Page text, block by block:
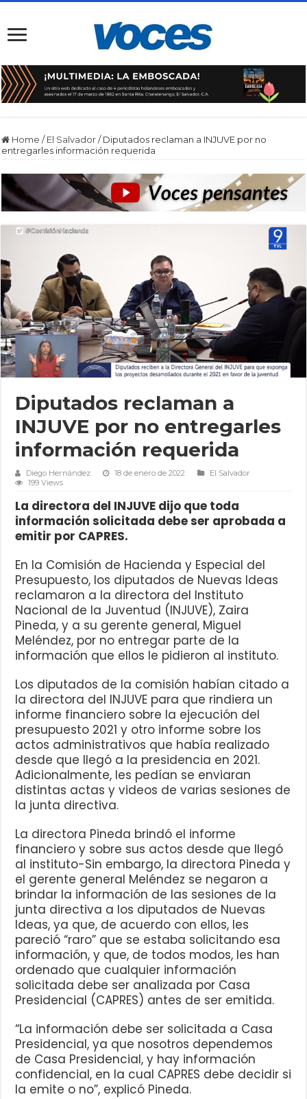
Home / El Salvador / Diputados reclaman a INJUVE por no
entregarles información requerida
Diputados reclaman a
INJUVE por no entregarles
información requerida
Diego Hernández 18 de enero de 2022
El Salvador
199 Views
La directora del INJUVE dijo que toda
información solicitada debe ser aprobada a
emitir por CAPRES.
En la Comisión de Hacienda y Especial del
Presupuesto, los diputados de Nuevas Ideas
reclamaron a la directora del Instituto
Nacional de la Juventud (INJUVE), Zaira
Pineda, y a su gerente general, Miguel
Meléndez, por no entregar parte de la
información que ellos le pidieron al instituto.
Los diputados de la comisión habían citado a
la directora del INJUVE para que rindiera un
informe financiero sobre la ejecución del
presupuesto 2021 y otro informe sobre los
actos administrativos que había realizado
desde que llegó a la presidencia en 2021.
Adicionalmente, les pedían se enviaran
distintas actas y videos de varias sesiones de
la junta directiva.
La directora Pineda brindó el informe
financiero y sobre sus actos desde que llegó
al instituto-Sin embargo, la directora Pineda y
el gerente general Meléndez se negaron a
brindar la información de las sesiones de la
junta directiva a los diputados de Nuevas
Ideas, ya que, de acuerdo con ellos, les
pareció “raro” que se estaba solicitando esa
información, y que, de todos modos, les han
ordenado que cualquier información
solicitada debe ser analizada por Casa
Presidencial (CAPRES) antes de ser emitida.
“La información debe ser solicitada a Casa
Presidencial, ya que nosotros dependemos
de Casa Presidencial, y hay información
confidencial, en la cual CAPRES debe decidir si
la emite o no”, explicó Pineda.